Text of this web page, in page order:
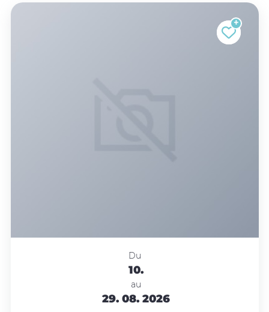
Du
10.
au
29. 08. 2026